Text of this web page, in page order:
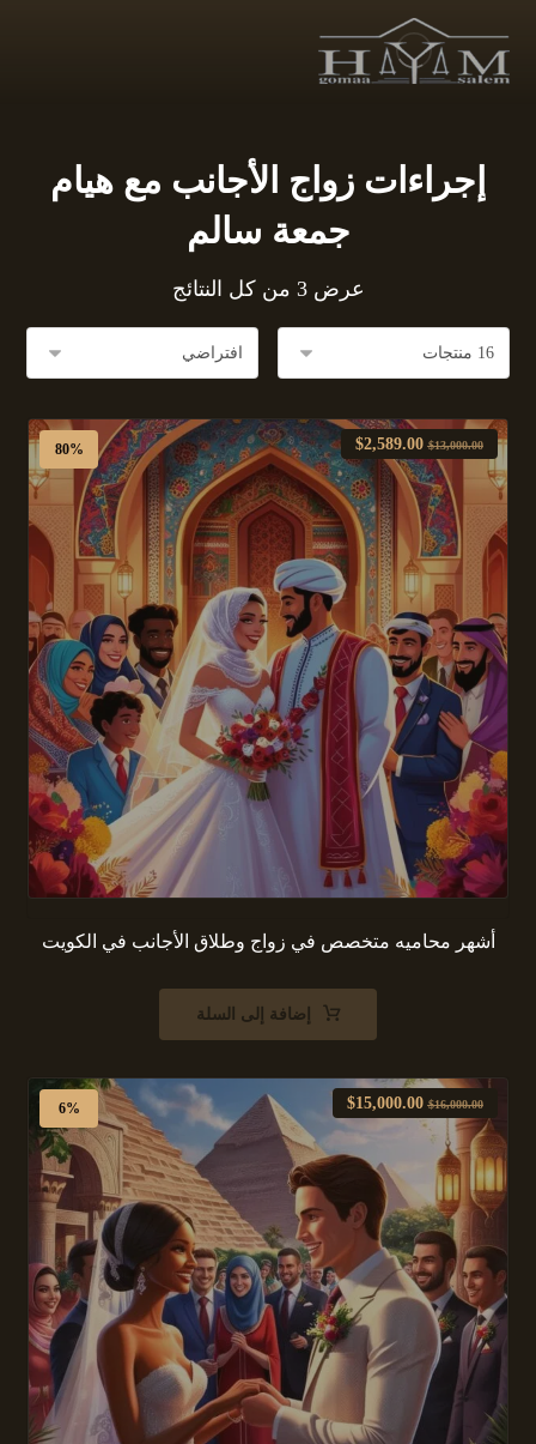
إجراءات زواج الأجانب مع هيام
جمعة سالم
عرض ⁦3⁩ من كل النتائج
80%
أشهر محاميه متخصص في زواج وطلاق الأجانب في الكويت
$13,000.00
$2,589.00
إضافة إلى السلة
6% $16,000.00
$15,000.00